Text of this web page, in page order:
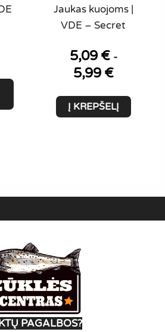
This
may
the
product
page
Jaukas kuojoms |
VDE – Secret
5,09 € -
5,99 €
Į KREPŠELĮ
PAGALBOS?